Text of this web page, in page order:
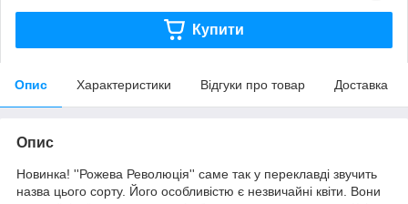
Купити
Опис Характеристики Відгуки про товар Доставка
Опис
Новинка! ''Рожева Революція'' саме так у переклавді звучить
назва цього сорту. Його особливістю є незвичайні квіти. Вони